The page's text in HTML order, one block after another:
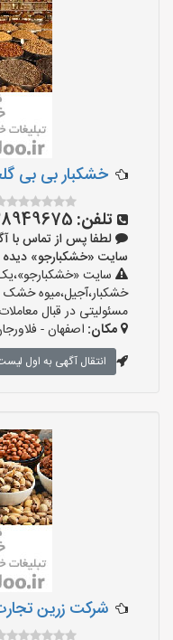
خشکبار بی بی
تلفن:
لطفا پس از تماس با
سایت «خشکبارجو» دیده ام و کد
سایت
خشکبار،آجیل،میوه
مسئولیتی در قبال
مکان: اصفهان -
انتقال آگهی به اول
شرکت زرین